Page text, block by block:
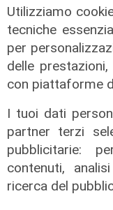
Utilizziamo
tecniche
per
delle
con piattaforme
I tuoi dati
partner terzi
pubblicitarie:
contenuti,
ricerca del
L'esclusiva
Mascia (FI)
scuolabus
scolaretti
gambe in
06/08/2026
di Claudio Baffico